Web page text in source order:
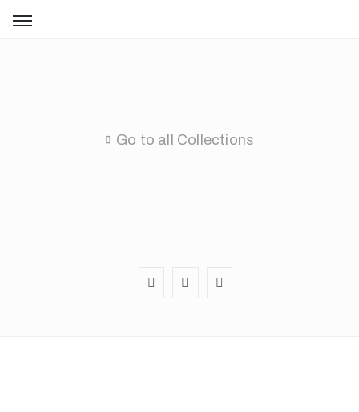
Go to all Collections